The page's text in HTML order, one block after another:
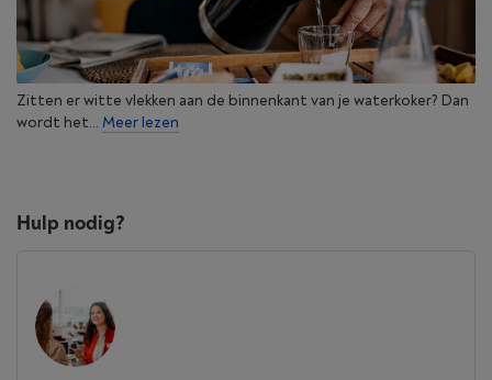
Zitten er witte vlekken aan de binnenkant van je waterkoker? Dan
wordt het... Meer lezen
Hulp nodig?